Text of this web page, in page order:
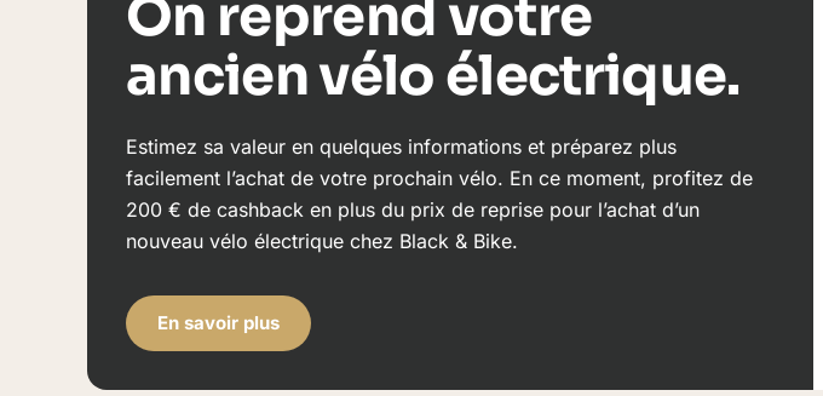
On reprend votre
ancien vélo électrique.
Estimez sa valeur en quelques informations et préparez plus
facilement l’achat de votre prochain vélo. En ce moment, profitez de
200 € de cashback en plus du prix de reprise pour l’achat d’un
nouveau vélo électrique chez Black & Bike.
En savoir plus